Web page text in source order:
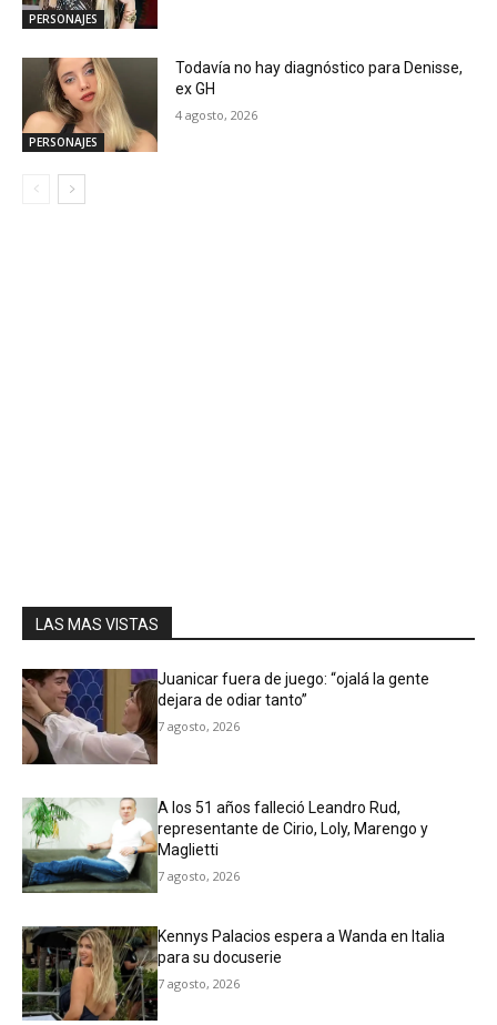
PERSONAJES
PERSONAJES
Todavía no hay diagnóstico para Denisse,
ex GH
4 agosto, 2026
LAS MAS VISTAS
Juanicar fuera de juego: “ojalá la gente
dejara de odiar tanto”
7 agosto, 2026
A los 51 años falleció Leandro Rud,
representante de Cirio, Loly, Marengo y
Maglietti
7 agosto, 2026
Kennys Palacios espera a Wanda en Italia
para su docuserie
7 agosto, 2026